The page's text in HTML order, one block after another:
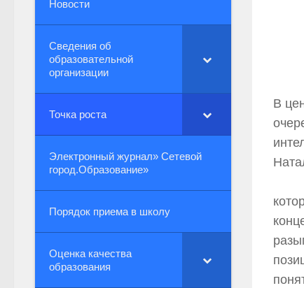
В
На
Новости
Сведения об
образовательной
организации
Точка роста
Электронный журнал» Сетевой
город.Образование»
Порядок приема в школу
Оценка качества
образования